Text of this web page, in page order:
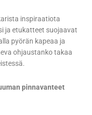
inspiraatiota
ja etukatteet suojaavat
pyörän kapeaa ja
ohjaustanko takaa
pinnavanteet